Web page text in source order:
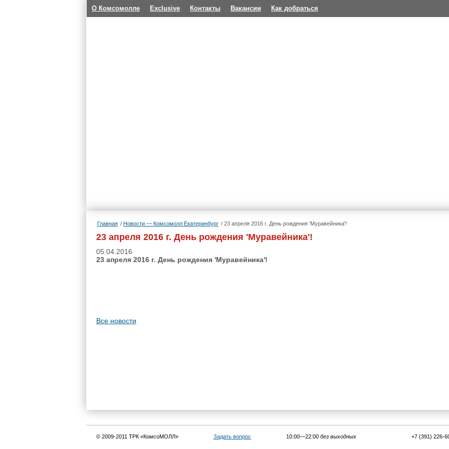
О Комсомолле Exclusive Контакты Вакансии Как добраться
Главная Новости — Комсомолл Екатеринбург 23 апреля 2016 г. День рождения 'Муравейника'!
23 апреля 2016 г. День рождения 'Муравейника'!
05.04.2016
23 апреля 2016 г. День рождения 'Муравейника'!
Все новости
© 2009-2011 ТРК «КомсоМОЛЛ» Задать вопрос 10:00—22:00 без выходных +7 (391) 226-